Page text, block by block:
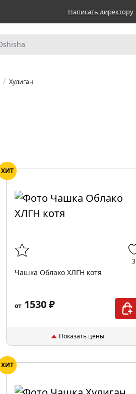
Написать директору
/ Хулиган
ХИТ
3
Чашка Облако XЛГН котя
от 1530 ₽
Показать цены
ХИТ